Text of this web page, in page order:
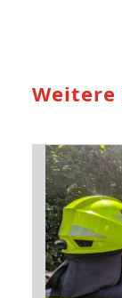
Weitere